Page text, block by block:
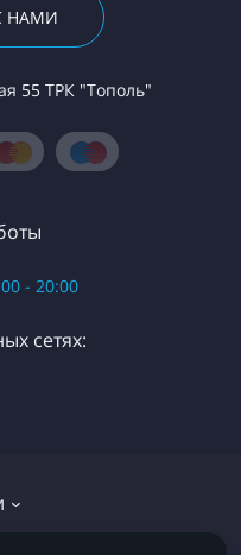
НАМИ
55 ТРК "Тополь"
- 20:00
сетях: